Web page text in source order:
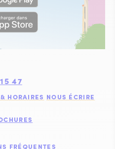
47
HORAIRES NOUS ÉCRIRE
FRÉQUENTES